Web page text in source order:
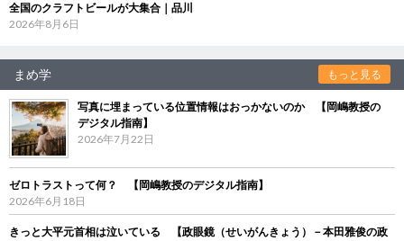
全国のクラフトビールが大集合｜品川
2026年8月6日
まめ学 もっと見る
写真に埋まっている位置情報はおっかないのか 【岡嶋教授の
デジタル指南】
2026年7月22日
ゼロトラストって何？ 【岡嶋教授のデジタル指南】
2026年6月18日
きっと大平元首相は泣いている 【政眼鏡（せいがんきょう）－本田雅俊の政